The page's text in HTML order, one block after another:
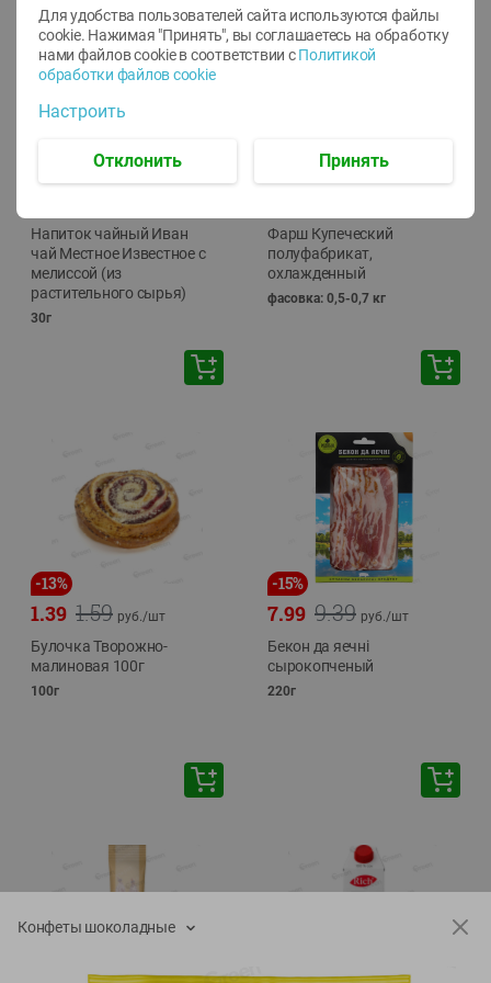
Напиток чайный Иван
чай Местное Известное с
мелиссой (из
растительного сырья)
30г
🕘12:00-20:00
Фарш Купеческий
полуфабрикат,
охлажденный
фасовка: 0,5-0,7 кг
-13%
1.59
1.39 руб./шт
Булочка Творожно-
малиновая 100г
100г
-15%
9.39
7.99 руб./шт
Бекон да яечнi
сырокопченый
220г
Конфеты шоколадные
Для удобства пользователей сайта используются файлы
cookie. Нажимая "Принять", вы соглашаетесь на обработку
нами файлов cookie в соответствии с Политикой
обработки файлов cookie
Настроить
Отклонить Принять